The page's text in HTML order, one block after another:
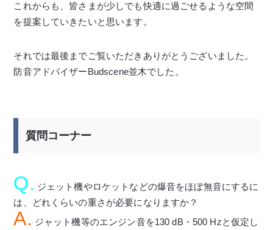
これからも、皆さまが少しでも快適に過ごせるような空間
を提案していきたいと思います。
それでは最後までご覧いただきありがとうございました。
防音アドバイザーBudscene並木でした。
質問コーナー
Q. ジェット機やロケットなどの爆音をほぼ無音にするに
は、どれくらいの重さが必要になりますか？
A. ジャット機等のエンジン音を130 dB・500 Hzと仮定し